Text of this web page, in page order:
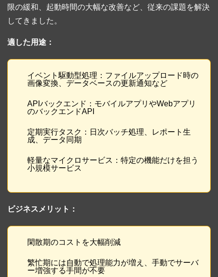
限の緩和、起動時間の大幅な改善など、従来の課題を解決
してきました。
適した用途：
イベント駆動型処理：ファイルアップロード時の
画像変換、データベースの更新通知など
APIバックエンド：モバイルアプリやWebアプリ
のバックエンドAPI
定期実行タスク：日次バッチ処理、レポート生
成、データ同期
軽量なマイクロサービス：特定の機能だけを担う
小規模サービス
ビジネスメリット：
閑散期のコストを大幅削減
繁忙期には自動で処理能力が増え、手動でサーバ
ー増強する手間が不要